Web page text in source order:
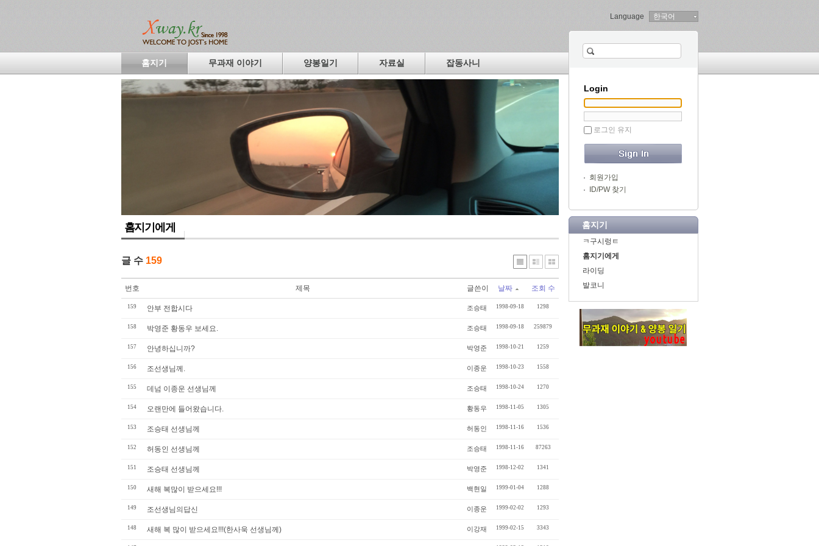
Language 한국어
홈지기 무과재 이야기 양봉일기 자료실 잡동사니
Login
로그인 유지
회원가입
ID/PW 찾기
홈지기
ㅋ구시렁ㅌ
홈지기에게
라이딩
발코니
홈지기에게
글 수 159
번호 제목 글쓴이 날짜 조회 수
159 안부 전합시다 조승태 1998-09-18 1298
158 박영준 황동우 보세요. 조승태 1998-09-18 259879
157 안녕하십니까? 박영준 1998-10-21 1259
156 조선생님께. 이종운 1998-10-23 1558
155 데넘 이종운 선생님께 조승태 1998-10-24 1270
154 오랜만에 들어왔습니다. 황동우 1998-11-05 1305
153 조승태 선생님께 허동인 1998-11-16 1536
152 허동인 선생님께 조승태 1998-11-16 87263
151 조승태 선생님께 박영준 1998-12-02 1341
150 새해 복많이 받으세요!!! 백현일 1999-01-04 1288
149 조선생님의답신 이종운 1999-02-02 1293
148 새해 복 많이 받으세요!!!(한사욱 선생님께) 이강재 1999-02-15 3343